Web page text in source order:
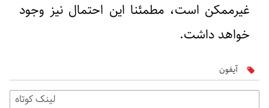
غیرممکن است، مطمئنا این احتمال نیز وجود
خواهد داشت.
آیفون
لینک کوتاه